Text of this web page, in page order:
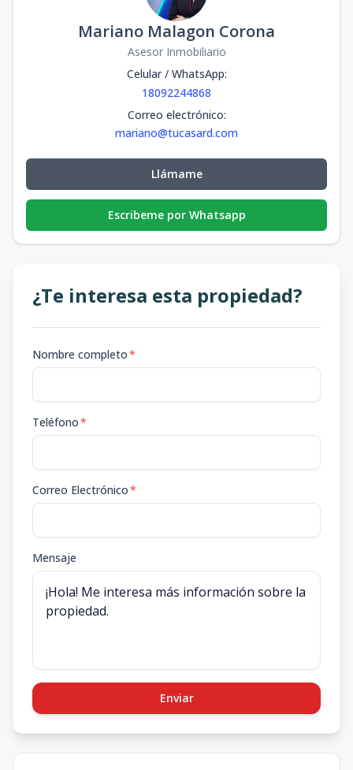
Mariano Malagon Corona
Asesor Inmobiliario
Celular / WhatsApp:
18092244868
Correo electrónico:
mariano@tucasard.com
Llámame
Escribeme por Whatsapp
¿Te interesa esta propiedad?
Nombre completo*
Teléfono*
Correo Electrónico*
Mensaje
Enviar